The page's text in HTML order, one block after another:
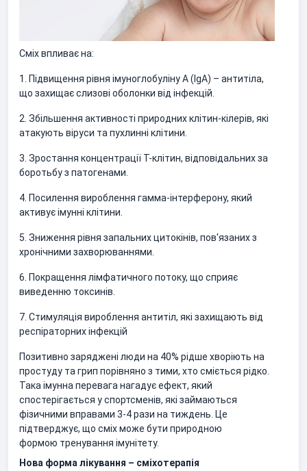
Сміх впливає на:
1. Підвищення рівня імуноглобуліну А (IgA) – антитіла,
що захищає слизові оболонки від інфекцій.
2. Збільшення активності природних клітин-кілерів, які
атакують віруси та пухлинні клітини.
3. Зростання концентрації Т-клітин, відповідальних за
боротьбу з патогенами.
4. Посилення вироблення гамма-інтерферону, який
активує імунні клітини.
5. Зниження рівня запальних цитокінів, пов'язаних з
хронічними захворюваннями.
6. Покращення лімфатичного потоку, що сприяє
виведенню токсинів.
7. Стимуляція вироблення антитіл, які захищають від
респіраторних інфекцій
Позитивно заряджені люди на 40% рідше хворіють на
простуду та грип порівняно з тими, хто сміється рідко.
Така імунна перевага нагадує ефект, який
спостерігається у спортсменів, які займаються
фізичними вправами 3-4 рази на тиждень. Це
підтверджує, що сміх може бути природною
формою тренування імунітету.
Нова форма лікування – сміхотерапія